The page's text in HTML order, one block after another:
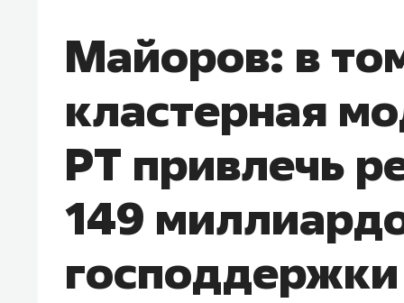
Майоров: в
кластерная
РТ привлечь
149
господдержки
правил, бизнес может
потерять минимум
Как бизнесу выйти на зарубежные
чем интересен Оман?